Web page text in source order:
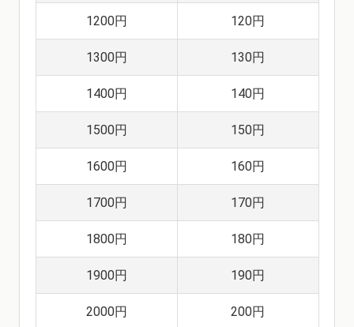
1200円 120円
1300円 130円
1400円 140円
1500円 150円
1600円 160円
1700円 170円
1800円 180円
1900円 190円
2000円 200円